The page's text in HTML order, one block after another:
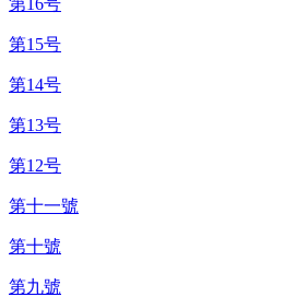
第15号
第14号
第13号
第12号
第十一號
第十號
第九號